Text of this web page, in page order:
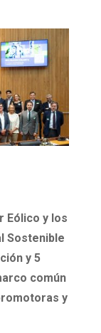
Eólico y los
Sostenible
y 5
común
y